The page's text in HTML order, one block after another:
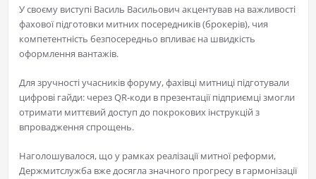
​У своєму виступі Василь Васильович акцентував на важливості
фахової підготовки митних посередників (брокерів), чия
компетентність безпосередньо впливає на швидкість
оформлення вантажів.
​Для зручності учасників форуму, фахівці митниці підготували
цифрові гайди: через QR-коди в презентації підприємці змогли
отримати миттєвий доступ до покрокових інструкцій з
впровадження спрощень.
​Наголошувалося, що у рамках реалізації митної реформи,
Держмитслужба вже досягла значного прогресу в гармонізації